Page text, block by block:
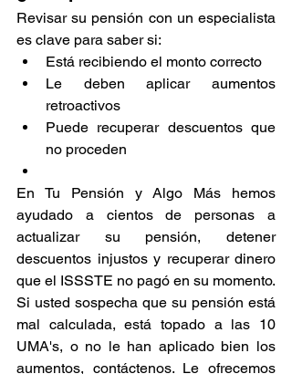
Revisar su pensión con un especialista
es clave para saber si:
Está recibiendo el monto correcto
Le deben aplicar aumentos
retroactivos
Puede recuperar descuentos que
no proceden
En Tu Pensión y Algo Más hemos
ayudado a cientos de personas a
actualizar su pensión, detener
descuentos injustos y recuperar dinero
que el ISSSTE no pagó en su momento.
Si usted sospecha que su pensión está
mal calculada, está topado a las 10
UMA's, o no le han aplicado bien los
aumentos, contáctenos. Le ofrecemos